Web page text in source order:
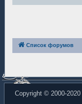
Список форумов
Copyright © 2000-2020